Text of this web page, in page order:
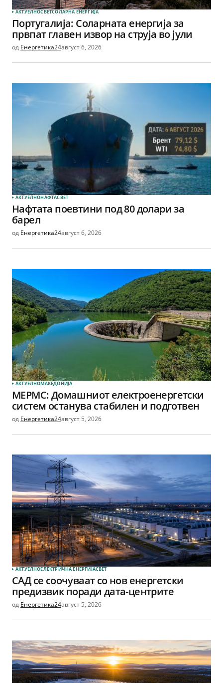
АКТУЕЛНОСВЕТСОЛАРНА EНЕРГИЈА
Португалија: Соларната енергија за
првпат главен извор на струја во јули
од Енергетика24август 6, 2026
АКТУЕЛНОНАФТАСВЕТ
Нафтата поевтини под 80 долари за
барел
од Енергетика24август 6, 2026
АКТУЕЛНОМАКЕДОНИЈА
МЕРМС: Домашниот електроенергетски
систем останува стабилен и подготвен
од Енергетика24август 5, 2026
АКТУЕЛНОЕЛЕКТРИЧНА ЕНЕРГИЈАСВЕТ
САД се соочуваат со нов енергетски
предизвик поради дата-центрите
од Енергетика24август 5, 2026